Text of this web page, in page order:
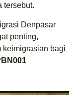
tersebut.
Denpasar
penting,
keimigrasian bagi